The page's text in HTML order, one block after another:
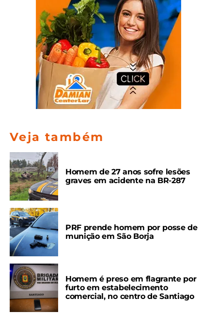
Veja também
Homem de 27 anos sofre lesões
graves em acidente na BR-287
PRF prende homem por posse de
munição em São Borja
Homem é preso em flagrante por
furto em estabelecimento
comercial, no centro de Santiago